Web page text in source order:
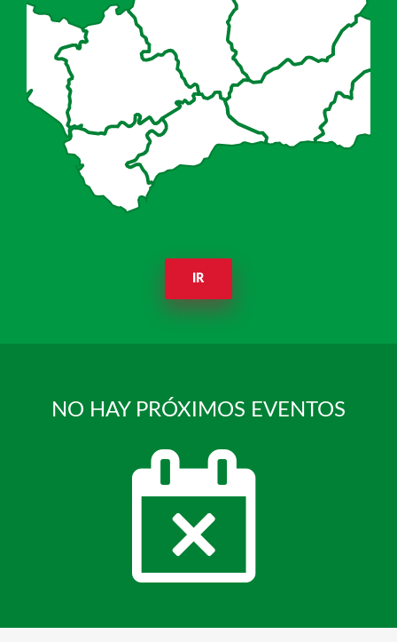
IR
NO HAY PRÓXIMOS EVENTOS